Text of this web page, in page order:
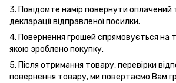
3. Повідомте намір повернути оплачений
декларації відправленої посилки.
4. Повернення грошей спрямовується на
якою зроблено покупку.
5. Після отримання товару, перевірки
повернення товару, ми повертаємо Вам